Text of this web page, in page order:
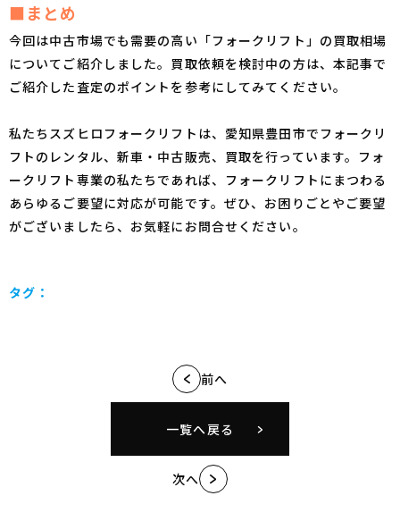
■まとめ
今回は中古市場でも需要の高い「フォークリフト」の買取相場
についてご紹介しました。買取依頼を検討中の方は、本記事で
ご紹介した査定のポイントを参考にしてみてください。
私たちスズヒロフォークリフトは、愛知県豊田市でフォークリ
フトのレンタル、新車・中古販売、買取を行っています。フォ
ークリフト専業の私たちであれば、フォークリフトにまつわる
あらゆるご要望に対応が可能です。ぜひ、お困りごとやご要望
がございましたら、お気軽にお問合せください。
タグ：
前へ
一覧へ戻る
次へ